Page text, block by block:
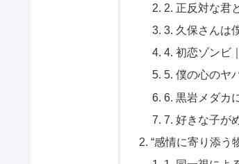
2. 正反対な君
3. 久保さんは
4. 初恋ゾンビ
5. 僕の心のヤ
6. 黒岩メダカ
7. 好きな子が
“感情に寄り添う